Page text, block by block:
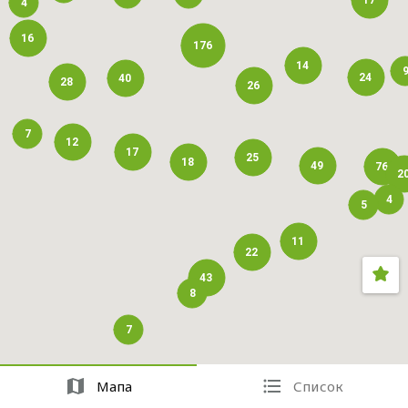
14
12
7
26
176
49
18 25
76
5
9
28
16
11
22
43
7
8
17
24
4
40
4
Мапа Список